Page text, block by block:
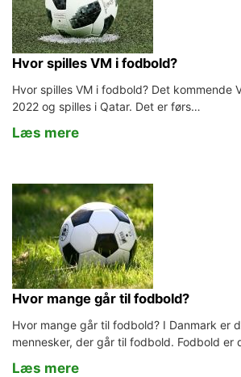
Hvor spilles VM i fodbold?
Hvor spilles VM i fodbold? Det kommende
2022 og spilles i Qatar. Det er førs…
Læs mere
Hvor mange går til fodbold?
Hvor mange går til fodbold? I Danmark er
mennesker, der går til fodbold. Fodbold er
Læs mere